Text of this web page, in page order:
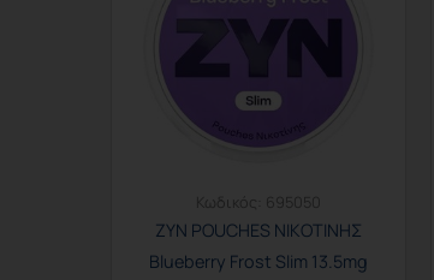
Κωδικός: 695050
ZYN POUCHES ΝΙΚΟΤΙΝΗΣ
Blueberry Frost Slim 13.5mg